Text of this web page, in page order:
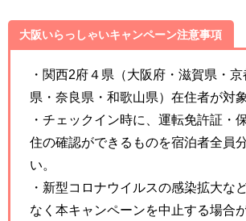
大阪いらっしゃいキャンペーン注意事項
・関西2府４県（大阪府・滋賀県・
県・奈良県・和歌山県）在住者が対象
・チェックイン時に、運転免許証・
住の確認ができるものを宿泊者全員
い。
・新型コロナウイルスの感染拡大な
なく本キャンペーンを中止する場合